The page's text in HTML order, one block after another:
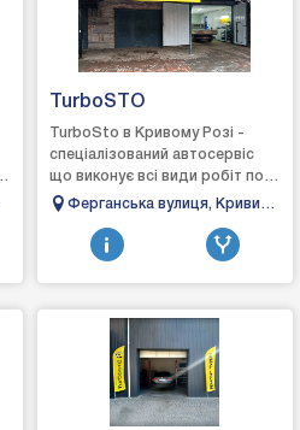
TurboSTO
TurboSto в Кривому Розі -
спеціалізований автосервіс
що виконує всі види робіт по
турбінах: зняття, діагностика,
виго...
Ферганська вулиця, Кривий
Ріг, Дніпропетровська
область, 50000